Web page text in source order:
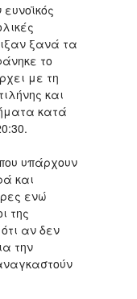
ξανά τα
το
με τη
και
κατά
υπάρχουν
και
ενώ
της
αν δεν
την